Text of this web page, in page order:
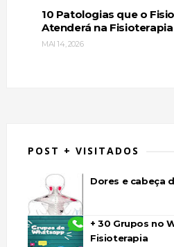
10 Patologias que o
Atenderá na
MAI 14, 2026
POST + VISITADOS
Dores e cabeça
+ 30 Grupos no
Fisioterapia